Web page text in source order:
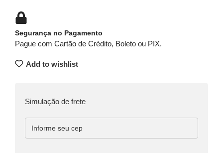
Segurança no Pagamento
Pague com Cartão de Crédito, Boleto ou PIX.
Add to wishlist
Simulação de frete